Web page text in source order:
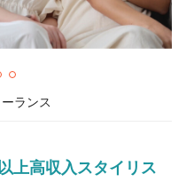
ランス
上高収入スタイリス